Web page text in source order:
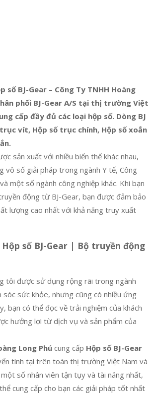
số BJ-Gear – Công Ty TNHH Hoàng
phối BJ-Gear A/S tại thị trường Việt
cấp đầy đủ các loại hộp số. Dòng BJ
vít, Hộp số trục chính, Hộp số xoắn
sản xuất với nhiều biến thể khác nhau,
vô số giải pháp trong ngành Y tế, Công
một số ngành công nghiệp khác. Khi bạn
động từ BJ-Gear, bạn được đảm bảo
lượng cao nhất với khả năng truy xuất
số BJ-Gear | Bộ truyền động
tôi được sử dụng rộng rãi trong ngành
sóc sức khỏe, nhưng cũng có nhiều ứng
bạn có thể đọc về trải nghiệm của khách
hưởng lợi từ dịch vụ và sản phẩm của
Long Phú cung cấp Hộp số BJ-Gear
tính tại trên toàn thị trường Việt Nam và
số nhân viên tận tụy và tài năng nhất,
cung cấp cho bạn các giải pháp tốt nhất